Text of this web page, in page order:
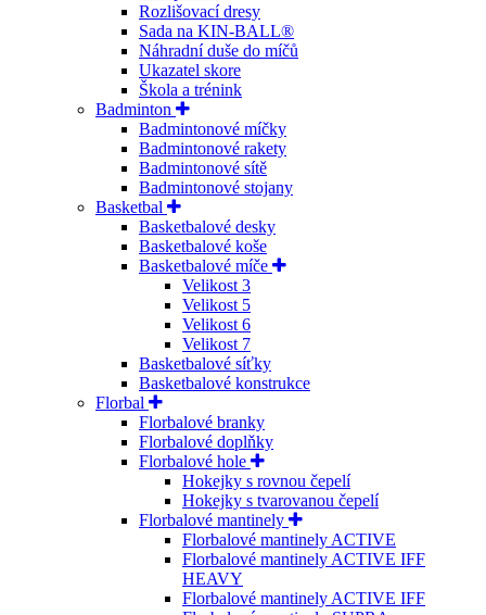
Rozlišovací dresy
Sada na KIN-BALL®
Náhradní duše do míčů
Ukazatel skore
Škola a trénink
Badminton
Badmintonové míčky
Badmintonové rakety
Badmintonové sítě
Badmintonové stojany
Basketbal
Basketbalové desky
Basketbalové koše
Basketbalové míče
Velikost 3
Velikost 5
Velikost 6
Velikost 7
Basketbalové síťky
Basketbalové konstrukce
Florbal
Florbalové branky
Florbalové doplňky
Florbalové hole
Hokejky s rovnou čepelí
Hokejky s tvarovanou čepelí
Florbalové mantinely
Florbalové mantinely ACTIVE
Florbalové mantinely ACTIVE IFF
HEAVY
Florbalové mantinely ACTIVE IFF